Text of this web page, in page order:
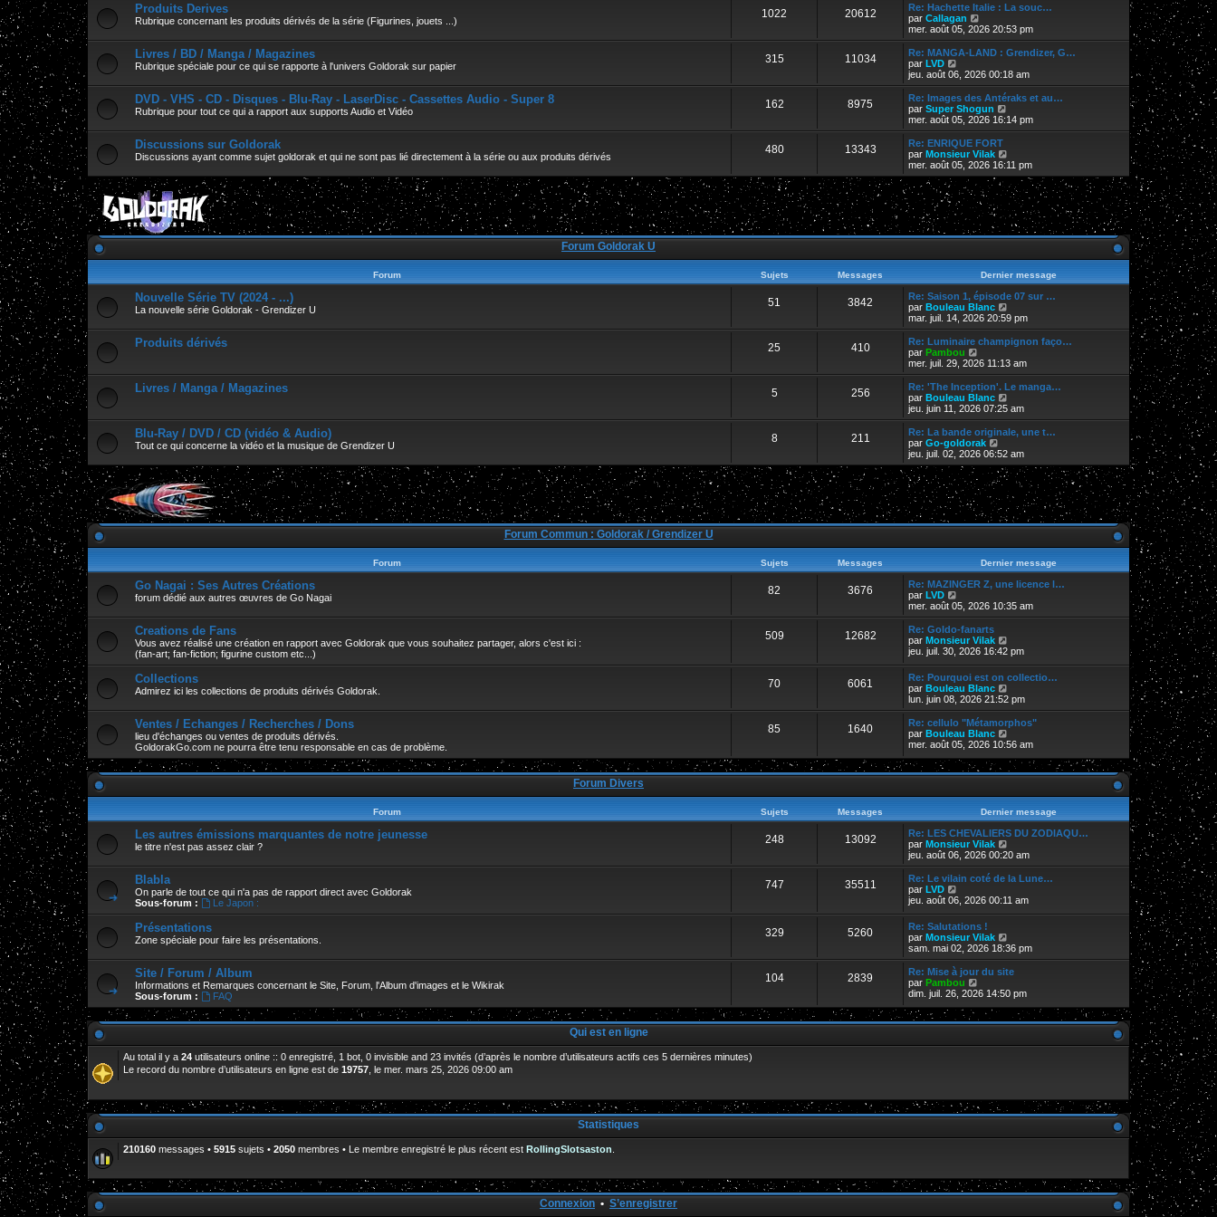
r
e
e
r
n
i
r
e
s
g
e
Produits Derives
Rubrique concernant les produits dérivés de la série (Figurines, jouets ...)
1022 20612
Re: Hachette Italie : La souc…
par Callagan
o
i
r
e
r
n
i
r
m
e
s
a
g
e
mer. août 05, 2026 20:53 pm
Livres / BD / Manga / Magazines
Rubrique spéciale pour ce qui se rapporte à l'univers Goldorak sur papier
315 11034
Re: MANGA-LAND : Grendizer, G…
par LVD
o
i
r
l
e
e
r
n
i
r
m
e
s
s
g
jeu. août 06, 2026 00:18 am
DVD - VHS - CD - Disques - Blu-Ray - LaserDisc - Cassettes Audio - Super 8
Rubrique pour tout ce qui a rapport aux supports Audio et Vidéo
162 8975
Re: Images des Antéraks et au…
par Super Shogun
o
i
e
e
r
n
i
e
r
e
s
a
g
e
mer. août 05, 2026 16:14 pm
Discussions sur Goldorak
Discussions ayant comme sujet goldorak et qui ne sont pas lié directement à la série ou aux produits dérivés
480 13343
Re: ENRIQUE FORT
par Monsieur Vilak
o
i
r
l
e
d
e
r
i
e
r
m
s
s
a
g
e
mer. août 05, 2026 16:11 pm
Forum Goldorak U
Forum Sujets Messages Dernier message
Nouvelle Série TV (2024 - ...)
La nouvelle série Goldorak - Grendizer U
51 3842
Re: Saison 1, épisode 07 sur …
par Bouleau Blanc
o
i
r
e
r
r
e
s
g
e
mar. juil. 14, 2026 20:59 pm
Produits dérivés 25 410
Re: Luminaire champignon faço…
par Pambou
o
i
r
l
e
r
n
i
m
s
s
g
e
mer. juil. 29, 2026 11:13 am
Livres / Manga / Magazines 5 256
Re: 'The Inception'. Le manga…
par Bouleau Blanc
o
i
r
e
e
n
i
e
r
e
s
s
a
e
jeu. juin 11, 2026 07:25 am
Blu-Ray / DVD / CD (vidéo & Audio)
Tout ce qui concerne la vidéo et la musique de Grendizer U
8 211
Re: La bande originale, une t…
par Go-goldorak
o
i
r
l
d
e
r
i
e
r
m
s
s
g
e
jeu. juil. 02, 2026 06:52 am
Forum Commun : Goldorak / Grendizer U
Forum Sujets Messages Dernier message
Go Nagai : Ses Autres Créations
forum dédié aux autres œuvres de Go Nagai
82 3676
Re: MAZINGER Z, une licence l…
par LVD
o
i
r
l
e
r
n
e
r
m
e
s
a
e
mer. août 05, 2026 10:35 am
Creations de Fans
Vous avez réalisé une création en rapport avec Goldorak que vous souhaitez partager, alors c'est ici :
(fan-art; fan-fiction; figurine custom etc...)
509 12682
Re: Goldo-fanarts
par Monsieur Vilak
o
l
d
r
i
e
r
m
s
a
g
jeu. juil. 30, 2026 16:42 pm
Collections
Admirez ici les collections de produits dérivés Goldorak.
70 6061
Re: Pourquoi est on collectio…
par Bouleau Blanc
o
i
r
l
e
e
r
i
r
m
e
s
s
g
lun. juin 08, 2026 21:52 pm
Ventes / Echanges / Recherches / Dons
lieu d'échanges ou ventes de produits dérivés.
GoldorakGo.com ne pourra être tenu responsable en cas de problème.
85 1640
Re: cellulo "Métamorphos"
par Bouleau Blanc
o
r
l
d
e
r
n
e
m
e
s
s
a
mer. août 05, 2026 10:56 am
Forum Divers
Forum Sujets Messages Dernier message
Les autres émissions marquantes de notre jeunesse
le titre n'est pas assez clair ?
248 13092
Re: LES CHEVALIERS DU ZODIAQU…
par Monsieur Vilak
o
i
r
e
i
e
r
e
s
s
a
e
jeu. août 06, 2026 00:20 am
Blabla
On parle de tout ce qui n'a pas de rapport direct avec Goldorak
Sous-forum :
Le Japon :
747 35511
Re: Le vilain coté de la Lune…
par LVD
o
r
l
e
d
r
n
i
e
m
jeu. août 06, 2026 00:11 am
Présentations
Zone spéciale pour faire les présentations.
329 5260
Re: Salutations !
par Monsieur Vilak
o
i
r
e
d
r
i
s
a
sam. mai 02, 2026 18:36 pm
Site / Forum / Album
Informations et Remarques concernant le Site, Forum, l'Album d'images et le Wikirak
Sous-forum :
FAQ
104 2839
Re: Mise à jour du site
par Pambou
o
l
d
e
r
g
e
dim. juil. 26, 2026 14:50 pm
Qui est en ligne
Au total il y a 24 utilisateurs online :: 0 enregistré, 1 bot, 0 invisible and 23 invités (d’après le nombre d’utilisateurs actifs ces 5 dernières minutes)
Le record du nombre d’utilisateurs en ligne est de 19757 , le mer. mars 25, 2026 09:00 am
Statistiques
210160 messages • 5915 sujets • 2050 membres • Le membre enregistré le plus récent est RollingSlotsaston
Connexion • S’enregistrer